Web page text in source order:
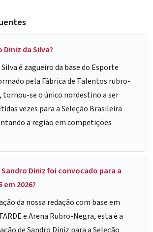
Diniz da Silva?
é zagueiro da base do Esporte
pela Fábrica de Talentos rubro-
tornou-se o único nordestino a ser
vezes para a Seleção Brasileira
a região em competições
Diniz foi convocado para a
em 2026?
da nossa redação com base em
e Arena Rubro-Negra, esta é a